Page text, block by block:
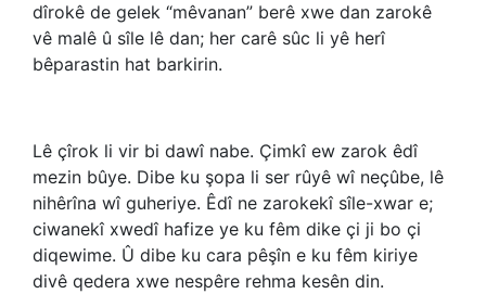
dîrokê de gelek “mêvanan” berê xwe dan zarokê
vê malê û sîle lê dan; her carê sûc li yê herî
bêparastin hat barkirin.
Lê çîrok li vir bi dawî nabe. Çimkî ew zarok êdî
mezin bûye. Dibe ku şopa li ser rûyê wî neçûbe, lê
nihêrîna wî guheriye. Êdî ne zarokekî sîle-xwar e;
ciwanekî xwedî hafize ye ku fêm dike çi ji bo çi
diqewime. Û dibe ku cara pêşîn e ku fêm kiriye
divê qedera xwe nespêre rehma kesên din.